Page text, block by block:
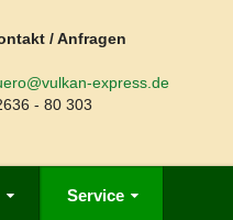
/ Anfragen
express.de
- 80 303
Service